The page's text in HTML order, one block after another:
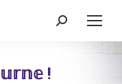
Recherche
!